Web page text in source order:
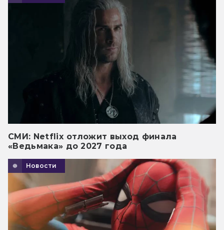
СМИ: Netflix отложит выход финала
«Ведьмака» до 2027 года
Новости